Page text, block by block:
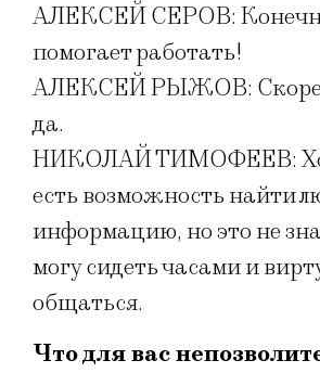
АЛЕКСЕЙ СЕРОВ:
помогает работать!
АЛЕКСЕЙ РЫЖОВ:
да.
НИКОЛАЙ ТИМОФЕЕВ:
есть возможность найти
информацию, но это не
могу сидеть часами и
общаться.
Что для вас